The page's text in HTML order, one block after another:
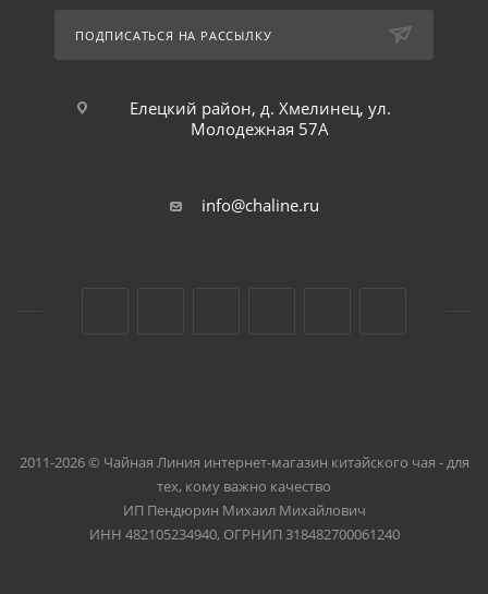
ПОДПИСАТЬСЯ НА РАССЫЛКУ
Елецкий район, д. Хмелинец, ул.
Молодежная 57А
info@chaline.ru
2011-2026 © Чайная Линия интернет-магазин китайского чая - для
тех, кому важно качество
ИП Пендюрин Михаил Михайлович
ИНН 482105234940, ОГРНИП 318482700061240